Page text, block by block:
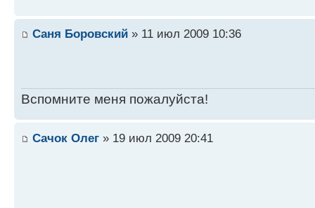
Саня Боровский » 11 июл 2009 10:36
Вспомните меня пожалуйста!
Сачок Олег » 19 июл 2009 20:41